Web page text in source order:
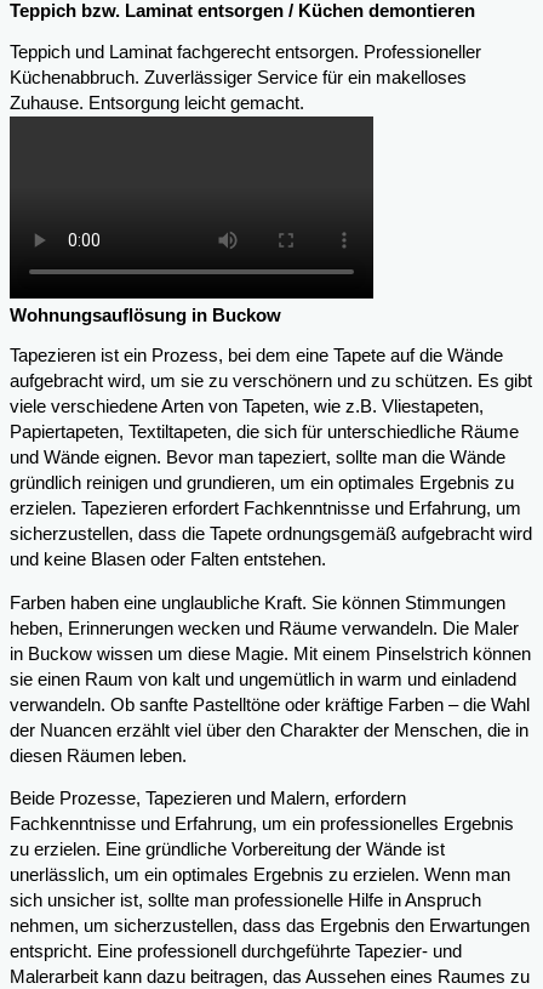
Teppich bzw. Laminat entsorgen / Küchen demontieren
Teppich und Laminat fachgerecht entsorgen. Professioneller
Küchenabbruch. Zuverlässiger Service für ein makelloses
Zuhause. Entsorgung leicht gemacht.
Wohnungsauflösung in Buckow
Tapezieren ist ein Prozess, bei dem eine Tapete auf die Wände
aufgebracht wird, um sie zu verschönern und zu schützen. Es gibt
viele verschiedene Arten von Tapeten, wie z.B. Vliestapeten,
Papiertapeten, Textiltapeten, die sich für unterschiedliche Räume
und Wände eignen. Bevor man tapeziert, sollte man die Wände
gründlich reinigen und grundieren, um ein optimales Ergebnis zu
erzielen. Tapezieren erfordert Fachkenntnisse und Erfahrung, um
sicherzustellen, dass die Tapete ordnungsgemäß aufgebracht wird
und keine Blasen oder Falten entstehen.
Farben haben eine unglaubliche Kraft. Sie können Stimmungen
heben, Erinnerungen wecken und Räume verwandeln. Die Maler
in Buckow wissen um diese Magie. Mit einem Pinselstrich können
sie einen Raum von kalt und ungemütlich in warm und einladend
verwandeln. Ob sanfte Pastelltöne oder kräftige Farben – die Wahl
der Nuancen erzählt viel über den Charakter der Menschen, die in
diesen Räumen leben.
Beide Prozesse, Tapezieren und Malern, erfordern
Fachkenntnisse und Erfahrung, um ein professionelles Ergebnis
zu erzielen. Eine gründliche Vorbereitung der Wände ist
unerlässlich, um ein optimales Ergebnis zu erzielen. Wenn man
sich unsicher ist, sollte man professionelle Hilfe in Anspruch
nehmen, um sicherzustellen, dass das Ergebnis den Erwartungen
entspricht. Eine professionell durchgeführte Tapezier- und
Malerarbeit kann dazu beitragen, das Aussehen eines Raumes zu